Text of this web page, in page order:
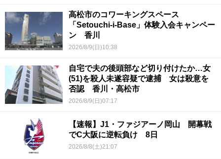
高松市のコワーキングスペース
「Setouchi-i-Base」体験入会キャンペー
ン 香川
2026/8/9(日)10:38
自宅で夫の後頭部など切り付けたか…女
(51)を殺人未遂容疑で逮捕 女は殺意を
否認 香川・高松市
2026/8/9(日)07:17
【速報】J1・ファジアーノ岡山 開幕戦
でC大阪に逆転負け 8日
2026/8/8(土)21:07